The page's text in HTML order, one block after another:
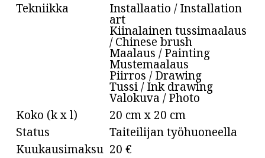
Tekniikka
Installaatio / Installation
art
Kiinalainen tussimaalaus
/ Chinese brush
Maalaus / Painting
Mustemaalaus
Piirros / Drawing
Tussi / Ink drawing
Valokuva / Photo
Koko (k x l)
20 cm x 20 cm
Status
Taiteilijan työhuoneella
Kuukausimaksu 20 €